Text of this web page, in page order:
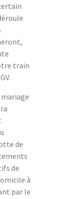
train
de
de
à
par le